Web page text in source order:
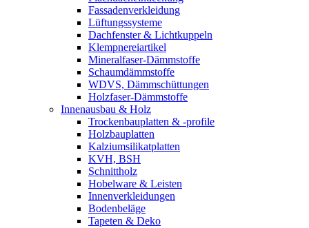
Fassadenverkleidung
Lüftungssysteme
Dachfenster & Lichtkuppeln
Klempnereiartikel
Mineralfaser-Dämmstoffe
Schaumdämmstoffe
WDVS, Dämmschüttungen
Holzfaser-Dämmstoffe
Innenausbau & Holz
Trockenbauplatten & -profile
Holzbauplatten
Kalziumsilikatplatten
KVH, BSH
Schnittholz
Hobelware & Leisten
Innenverkleidungen
Bodenbeläge
Tapeten & Deko